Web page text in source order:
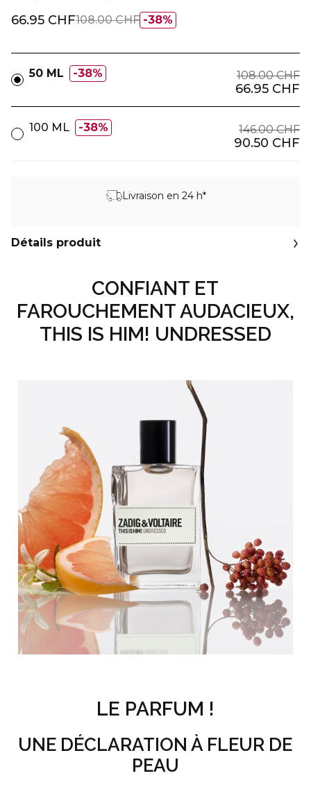
38%
66.95 CHF108.00 CHF
50 ML 38% 108.00 CHF
66.95 CHF
100 ML 38% 146.00 CHF
90.50 CHF
Livraison en 24 h*
Détails produit
CONFIANT ET
FAROUCHEMENT AUDACIEUX,
THIS IS HIM! UNDRESSED
LE PARFUM !
UNE DÉCLARATION À FLEUR DE
PEAU